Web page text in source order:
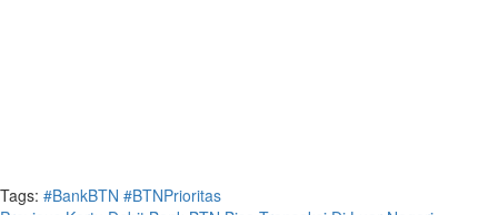
Tags: #BankBTN #BTNPrioritas